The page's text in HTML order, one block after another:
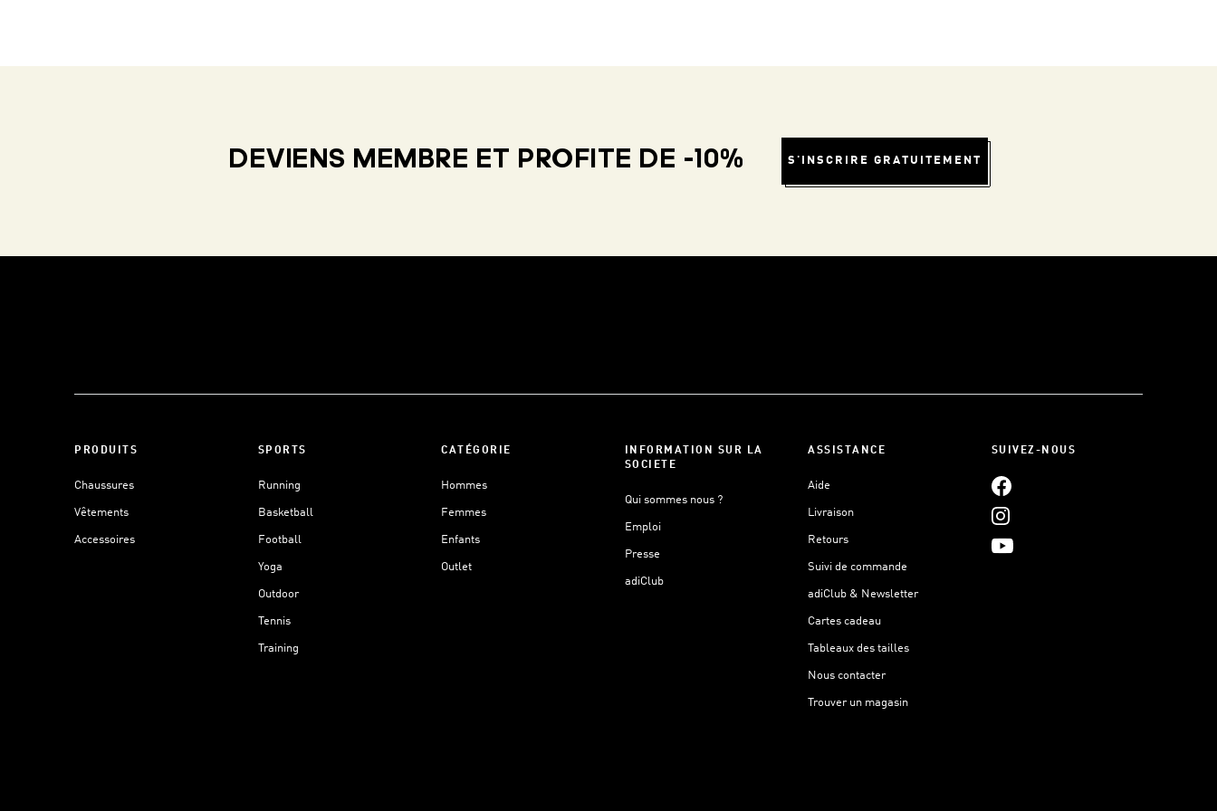
DEVIENS MEMBRE ET PROFITE DE -10% S'INSCRIRE GRATUITEMENT
PRODUITS
Chaussures
Vêtements
Accessoires
SPORTS
Running
Basketball
Football
Yoga
Outdoor
Tennis
Training
CATÉGORIE
Hommes
Femmes
Enfants
Outlet
INFORMATION SUR LA
SOCIETE
Qui sommes nous ?
Emploi
Presse
adiClub
ASSISTANCE
Aide
Livraison
Retours
Suivi de commande
adiClub & Newsletter
Cartes cadeau
Tableaux des tailles
Nous contacter
Trouver un magasin
SUIVEZ-NOUS